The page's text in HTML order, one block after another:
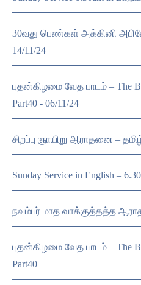
30வது பெண்கள் அக்கினி
14/11/24
புதன்கிழமை வேத பாடம் – The
Part40 - 06/11/24
சிறப்பு ஞாயிறு ஆராதனை –
Sunday Service in English –
நவம்பர் மாத வாக்குத்தத்த
புதன்கிழமை வேத பாடம் – The
Part40